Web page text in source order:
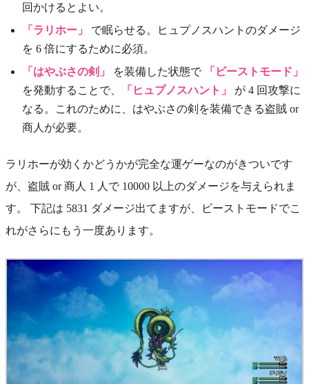
回かけるとよい。
「ラリホー」
で眠らせる。ヒュプノスハントのダメージ
を 6 倍にするために必須。
「はやぶさの剣」
を装備した状態で
「ビーストモード」
を発動することで、
「ヒュプノスハント」
が 4 回攻撃に
なる。これのために、はやぶさの剣を装備できる盗賊 or
商人が必要。
ラリホーが効くかどうかが完全な運ゲーなのがきついです
が、盗賊 or 商人 1 人で 10000 以上のダメージを与えられま
す。 下記は 5831 ダメージ出てますが、ビーストモードでこ
れがさらにもう一度あります。